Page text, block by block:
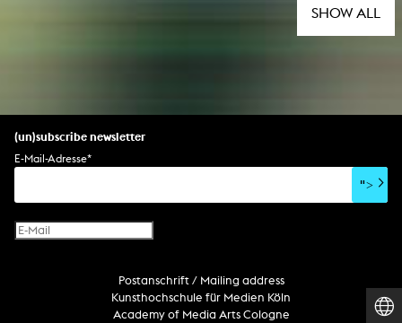
SHOW ALL
(un)subscribe newsletter
E-Mail-Adresse*
">
Postanschrift / Mailing address
Kunsthochschule für Medien Köln
Academy of Media Arts Cologne